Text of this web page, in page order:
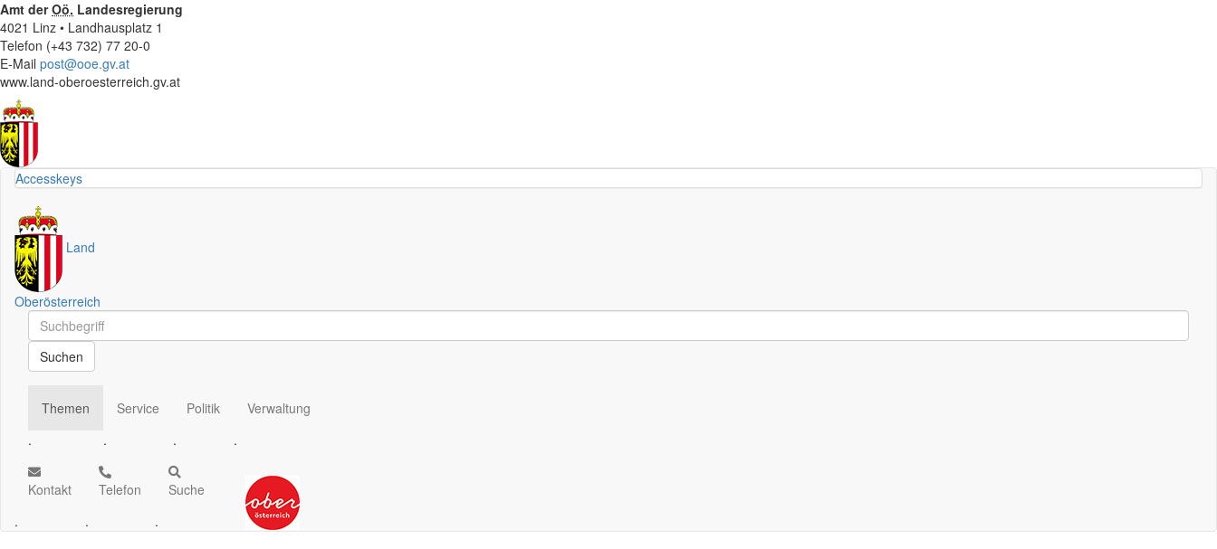
Amt derOö. Landesregierung
4021 Linz • Landhausplatz 1
Telefon (+43 732) 77 20-0
E-Mail post@ooe.gv.at
www.land-oberoesterreich.gv.at
Accesskeys
Land
Oberösterreich
Schnellsuche
Schnellsuche
Suchen
Themen
.
Service
.
Politik
.
Verwaltung
.
Kontakt
.
Telefon
.
Suche
.